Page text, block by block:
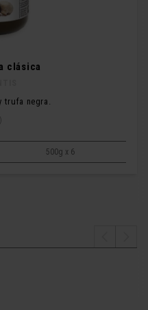
clásica
trufa negra.
500g x 6